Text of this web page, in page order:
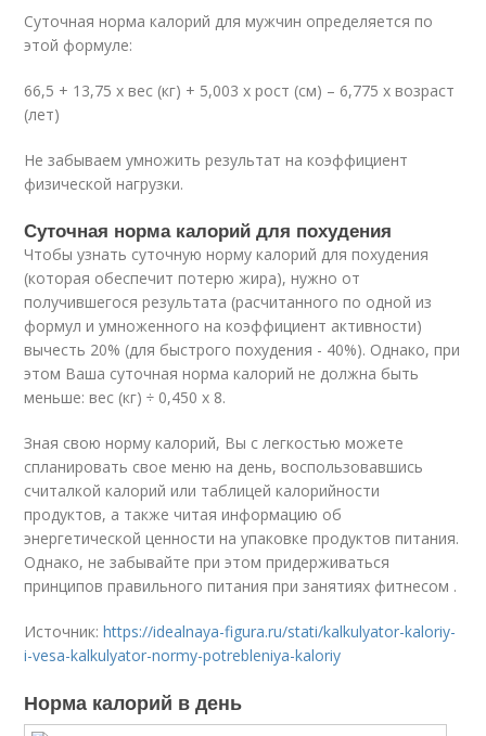
Суточная норма калорий для мужчин определяется по
этой формуле:
66,5 + 13,75 х вес (кг) + 5,003 х рост (см) – 6,775 х возраст
(лет)
Не забываем умножить результат на коэффициент
физической нагрузки.
Суточная норма калорий для похудения
Чтобы узнать суточную норму калорий для похудения
(которая обеспечит потерю жира), нужно от
получившегося результата (расчитанного по одной из
формул и умноженного на коэффициент активности)
вычесть 20% (для быстрого похудения - 40%). Однако, при
этом Ваша суточная норма калорий не должна быть
меньше: вес (кг) ÷ 0,450 х 8.
Зная свою норму калорий, Вы с легкостью можете
спланировать свое меню на день, воспользовавшись
считалкой калорий или таблицей калорийности
продуктов, а также читая информацию об
энергетической ценности на упаковке продуктов питания.
Однако, не забывайте при этом придерживаться
принципов правильного питания при занятиях фитнесом .
Источник:https://idealnaya-figura.ru/stati/kalkulyator-kaloriy-
i-vesa-kalkulyator-normy-potrebleniya-kaloriy
Норма калорий в день